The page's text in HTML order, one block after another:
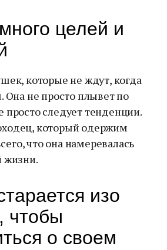
целей и
которые не ждут, когда
Она не просто плывет по
просто следует тенденции.
который одержим
что она намеревалась
жизни.
изо
чтобы
о своем